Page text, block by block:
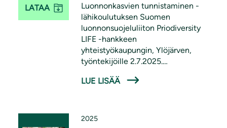
LATAA
Luonnonkasvien tunnistaminen -
lähikoulutuksen Suomen
luonnonsuojeluliiton Priodiversity
LIFE -hankkeen
yhteistyökaupungin, Ylöjärven,
työntekijöille 2.7.2025.
pölyttäjille tärkeitä luonnonkasveja
LUE LISÄÄ
2025